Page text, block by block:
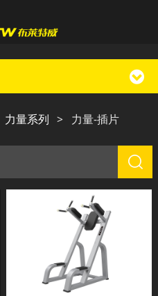
力量系列 > 力量-插片